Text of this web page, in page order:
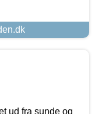
ud fra sunde og